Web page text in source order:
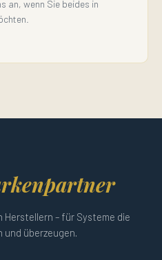
an, wenn Sie beides in
– für Systeme die
und überzeugen.